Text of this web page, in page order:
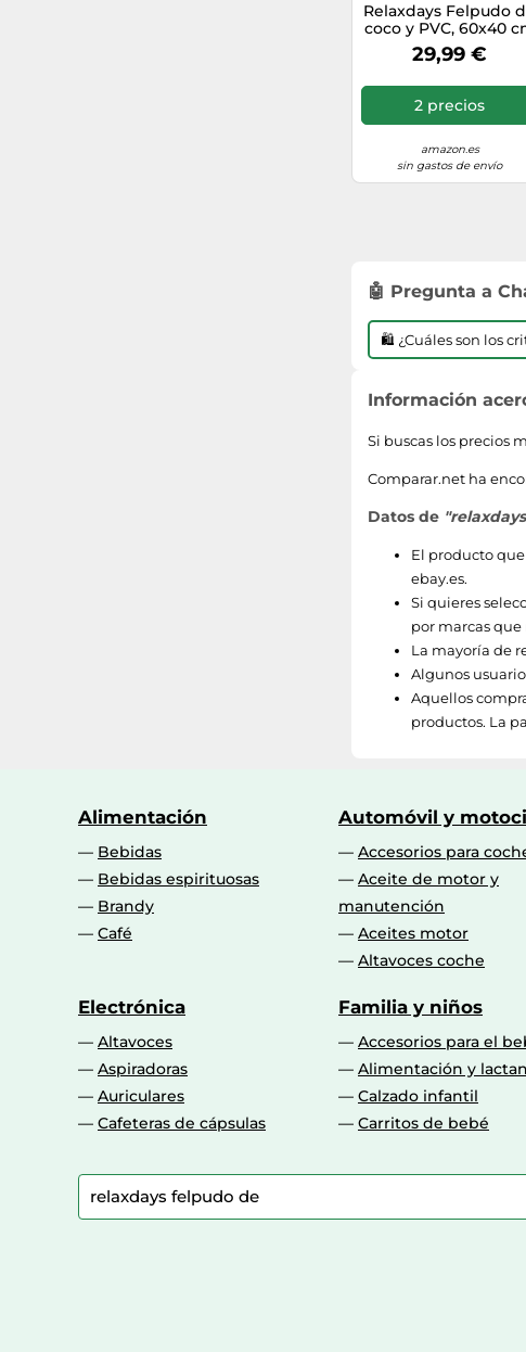
Relaxdays Felpudo
coco y PVC, 60x40
marrón claro,negro
29,99 €
2 precios
amazon.es
sin gastos de envío
🤖 Pregunta a
🛍️ ¿Cuáles son los
Información
Si buscas los precios
Comparar.net ha
Datos de
El producto que
ebay.es.
Si quieres
por marcas
La mayoría de
Algunos
Aquellos
productos. La
Alimentación
Bebidas
Bebidas espirituosas
Brandy
Café
Automóvil y
Accesorios para
Aceite de motor y
manutención
Aceites motor
Altavoces coche
Electrónica
Altavoces
Aspiradoras
Auriculares
Cafeteras de cápsulas
Familia y niños
Accesorios para el
Alimentación y
Calzado infantil
Carritos de bebé